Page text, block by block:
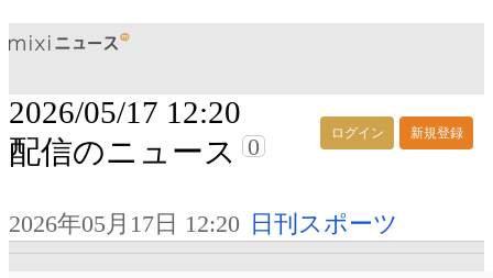
ログイン 新規登録
2026/05/17 12:20
配信のニュース
0
2026年05月17日 12:20 日刊スポーツ